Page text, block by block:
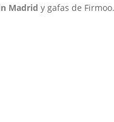
Madrid y gafas de